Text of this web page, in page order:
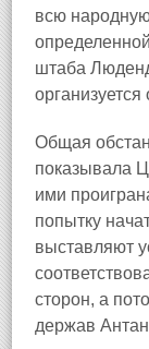
всю
штаба
Общая
показывала
ими
попытку
выставляют
сторон, а
держав